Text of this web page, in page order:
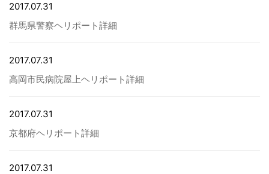
病院関係者の方
自治体関係者の方
English
2017.07.31
群馬県警察ヘリポート詳細
2017.07.31
高岡市民病院屋上ヘリポート詳細
2017.07.31
京都府ヘリポート詳細
2017.07.31